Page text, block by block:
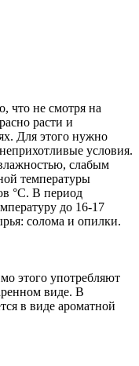
что не смотря на
расти и
Для этого нужно
условия.
слабым
температуры
°С. В период
до 16-17
солома и опилки.
этого употребляют
виде. В
в виде ароматной